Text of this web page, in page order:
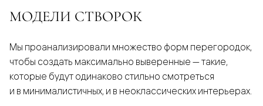
МОДЕЛИ СТВОРОК
Мы проанализировали множество форм перегородок,
чтобы создать максимально выверенные — такие,
которые будут одинаково стильно смотреться
и в минималистичных, и в неоклассических интерьерах.